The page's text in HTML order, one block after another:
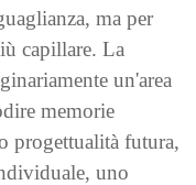
ma per
capillare. La
un'area
memorie
progettualità futura,
uno